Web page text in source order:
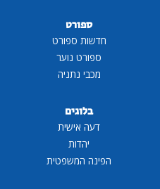
ספורט
חדשות ספורט
ספורט נוער
מכבי נתניה
בלוגים
דעה אישית
יהדות
הפינה המשפטית